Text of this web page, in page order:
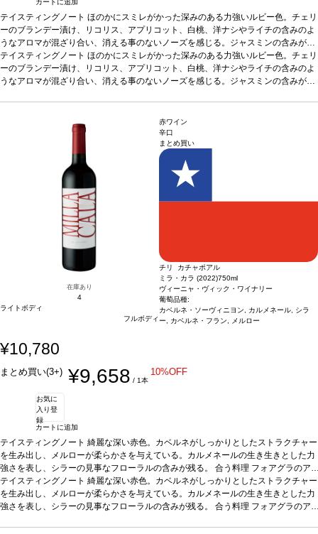
カートに追加
テイスティングノート ほのかにスミレがかった深みのある力強いルビー色。チェリ
ーのブランデー漬け、リコリス、アプリコット、白桃、洋ナシやライチの含みのよ
うなアロマが混ざり合い、消える事のないノーズを感じる。ジャスミンの含みが表
れ、爽やかな味わいを締めくくる。 葡萄品種カリニャン 100%認証デメテール、
エコサート、JAS（有機ワイン）、WOC：チリサステナブル*本ヴィンテージが在
庫切れの場合、在庫があり価格が同様の場合は自動的に次のヴィンテージに変更さ
テイスティングノート ほのかにスミレがかった深みのある力強いルビー色。チェリ
ーのブランデー漬け、リコリス、アプリコット、白桃、洋ナシやライチの含みのよ
うなアロマが混ざり合い、消える事のないノーズを感じる。ジャスミンの含みが表
庫切れの場合、在庫があり価格が同様の場合は自動的に次のヴィンテージに変更さ
れます、ご了承ください。
在庫あり
4
ライトボディ
フルボディ
赤ワイン
辛口
まとめ買い
チリ カチャポアル
ミラ・カラ (2022)750ml
ヴィーニャ・ヴィック・ワイナリー
葡萄品種:
カベルネ・ソーヴィニヨン, カルメネール, シラ
ー, カベルネ・フラン, メルロー
¥10,780
まとめ買い(3+) ¥9,658 / 1本
10%OFF
お気に
入り登
録
カートに追加
テイスティングノート 綺麗な深い赤色。カベルネがしっかりとしたストラクチャー
を生み出し、メルローが柔らかさを与えている。カルメネールの生き生きとした力
強さを表し、シラーの見事なフローラルの含みが残る。 合う料理 フォアグラのア
ニョロッティとコンソメ、熟成チーズなどと好相性葡萄品種カベルネ・ソーヴィ
ニヨン 66%、カルメネール、シラー、カベルネ・フラン、メルロー 34%認証サ
ステナブル認証*本ヴィンテージが在庫切れの場合、在庫があり価格が同様の場合
テイスティングノート 綺麗な深い赤色。カベルネがしっかりとしたストラクチャー
を生み出し、メルローが柔らかさを与えている。カルメネールの生き生きとした力
強さを表し、シラーの見事なフローラルの含みが残る。 合う料理 フォアグラのア